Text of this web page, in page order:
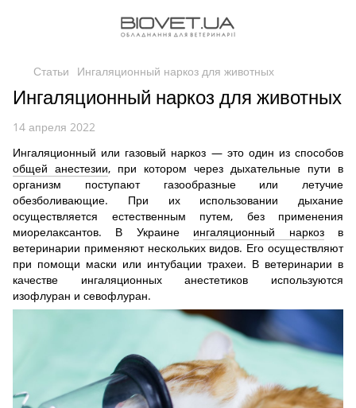
Статьи Ингаляционный наркоз для животных
Ингаляционный наркоз для животных
14 апреля 2022
Ингаляционный или газовый наркоз — это один из способов
общей анестезии, при котором через дыхательные пути в
организм поступают газообразные или летучие
обезболивающие. При их использовании дыхание
осуществляется естественным путем, без применения
миорелаксантов. В Украине ингаляционный наркозв
ветеринарии применяют нескольких видов. Его осуществляют
при помощи маски или интубации трахеи. В ветеринарии в
качестве ингаляционных анестетиков используются
изофлуран и севофлуран.